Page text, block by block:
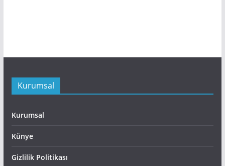
Kurumsal
Kurumsal
Künye
Gizlilik Politikası